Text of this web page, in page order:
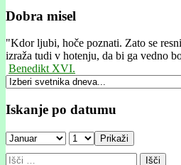
Dobra misel
"Kdor ljubi, hoče poznati. Zato se
izraža tudi v hotenju, da bi ga vedno
Benedikt XVI.
Iskanje po datumu
Prikaži
Išči: